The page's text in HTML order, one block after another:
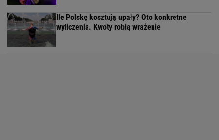
Ile Polskę kosztują upały? Oto konkretne
wyliczenia. Kwoty robią wrażenie